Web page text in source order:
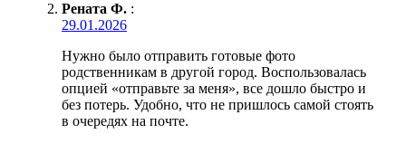
Рената Ф. :
29.01.2026
Нужно было отправить готовые фото
родственникам в другой город. Воспользовалась
опцией «отправьте за меня», все дошло быстро и
без потерь. Удобно, что не пришлось самой стоять
в очередях на почте.